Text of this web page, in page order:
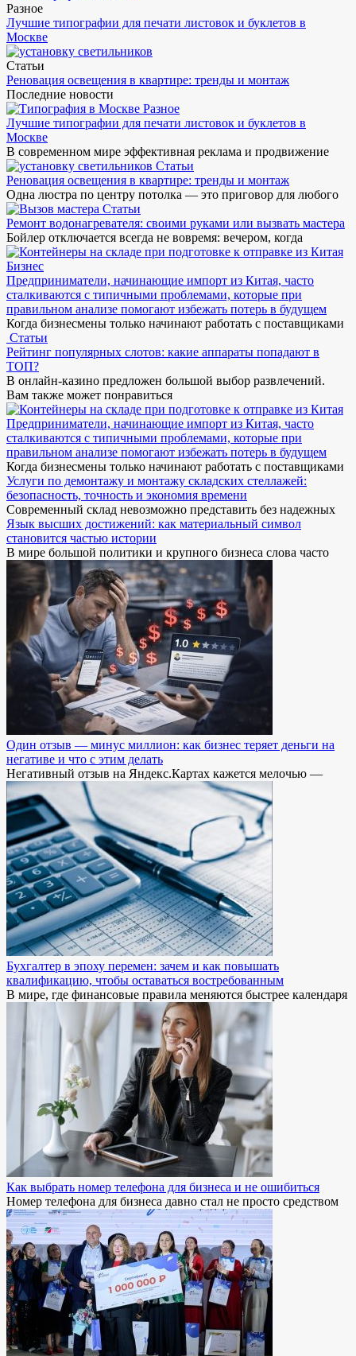
Разное
Лучшие типографии для печати листовок и буклетов в
Москве
Статьи
Реновация освещения в квартире: тренды и монтаж
Последние новости
Разное
Лучшие типографии для печати листовок и буклетов в
Москве
В современном мире эффективная реклама и продвижение
Статьи
Реновация освещения в квартире: тренды и монтаж
Одна люстра по центру потолка — это приговор для любого
Статьи
Ремонт водонагревателя: своими руками или вызвать мастера
Бойлер отключается всегда не вовремя: вечером, когда
Бизнес
Предприниматели, начинающие импорт из Китая, часто
сталкиваются с типичными проблемами, которые при
правильном анализе помогают избежать потерь в будущем
Когда бизнесмены только начинают работать с поставщиками
Статьи
Рейтинг популярных слотов: какие аппараты попадают в
ТОП?
В онлайн-казино предложен большой выбор развлечений.
Вам также может понравиться
Предприниматели, начинающие импорт из Китая, часто
сталкиваются с типичными проблемами, которые при
правильном анализе помогают избежать потерь в будущем
Когда бизнесмены только начинают работать с поставщиками
Услуги по демонтажу и монтажу складских стеллажей:
безопасность, точность и экономия времени
Современный склад невозможно представить без надежных
Язык высших достижений: как материальный символ
становится частью истории
В мире большой политики и крупного бизнеса слова часто
Один отзыв — минус миллион: как бизнес теряет деньги на
негативе и что с этим делать
Негативный отзыв на Яндекс.Картах кажется мелочью —
Бухгалтер в эпоху перемен: зачем и как повышать
квалификацию, чтобы оставаться востребованным
В мире, где финансовые правила меняются быстрее календаря
Как выбрать номер телефона для бизнеса и не ошибиться
Номер телефона для бизнеса давно стал не просто средством